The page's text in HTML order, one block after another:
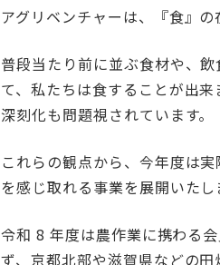
アグリベンチャーは、『食』の
普段当たり前に並ぶ食材や、
て、私たちは食することが出
深刻化も問題視されています。
これらの観点から、今年度は
を感じ取れる事業を展開いたし
令和 8 年度は農作業に携わる
ず、京都北部や滋賀県などの